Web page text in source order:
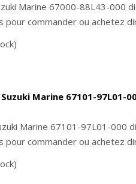
Marine 67000-88L43-000
pour commander ou achetez
Marine 67101-97L01-
Marine 67101-97L01-000
pour commander ou achetez